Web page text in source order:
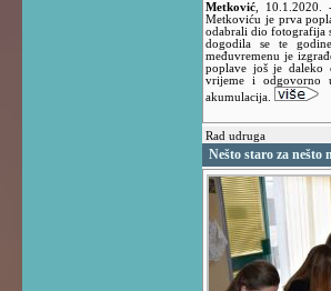
Metković 10.1.2020.
Metkoviću je prva
odabrali dio fotografija
dogodila se te
međuvremenu je
poplave još je daleko
vrijeme i odgovorno
akumulacija.
Rad udruga
Nešto staro za nešto